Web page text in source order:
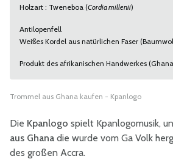
Holzart : Tweneboa (Cordia millenii)
Antilopenfell
Weißes Kordel aus natürlichen Faser
Produkt des afrikanischen Handwerkes
Trommel aus Ghana kaufen - Kpanlogo
Die Kpanlogo spielt Kpanlogomusik,
aus Ghana die wurde vom Ga Volk
des großen Accra.